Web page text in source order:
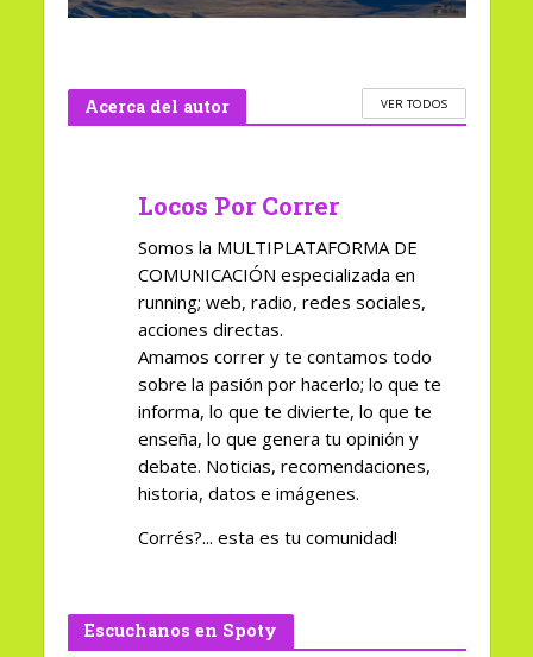
Acerca del autor VER TODOS
Locos Por Correr
Somos la MULTIPLATAFORMA DE
COMUNICACIÓN especializada en
running; web, radio, redes sociales,
acciones directas.
Amamos correr y te contamos todo
sobre la pasión por hacerlo; lo que te
informa, lo que te divierte, lo que te
enseña, lo que genera tu opinión y
debate. Noticias, recomendaciones,
historia, datos e imágenes.
Corrés?... esta es tu comunidad!
Escuchanos en Spoty